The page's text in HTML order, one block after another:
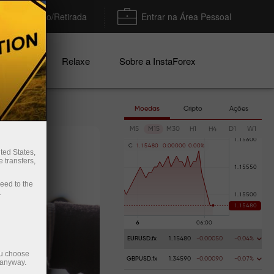
Depósito/Retirada Entrar na Área Pessoal
Relaxe Sobre a InstaForex
Moedas Cripto Ações
M5 M15 M30 H1 H4 D1 W1
C 1 . 1 5480 0 .00000 0 .00%
EURUSD.fx 1.15480 -0.00050 -0.04%
GBPUSD.fx 1.34590 -0.00090 -0.07%
States,
transfers,
to the
choose